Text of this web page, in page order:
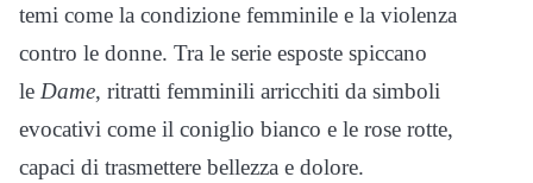
temi come la condizione femminile e la violenza
contro le donne. Tra le serie esposte spiccano
le Dame, ritratti femminili arricchiti da simboli
evocativi come il coniglio bianco e le rose rotte,
capaci di trasmettere bellezza e dolore.